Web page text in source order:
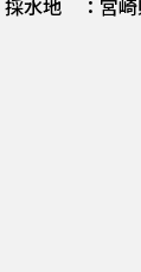
採水地 ：宮崎